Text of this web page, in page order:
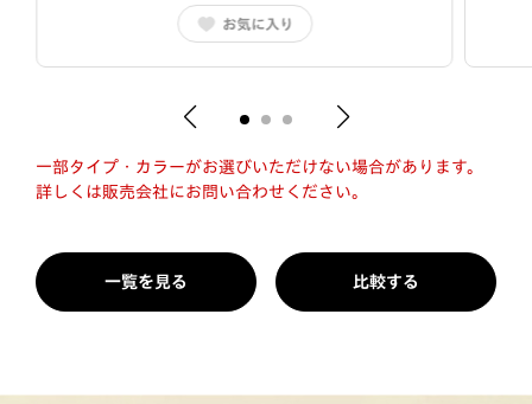
お気に入り
一部タイプ・カラーがお選びいただけない場合があります。
詳しくは販売会社にお問い合わせください。
一覧を見る 比較する